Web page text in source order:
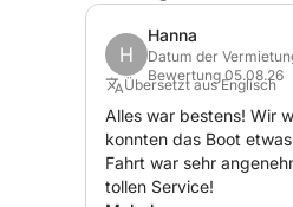
H
Hanna
Datum der
Bewertung 05.08.26
Übersetzt aus Englisch
Alles war bestens! Wir
konnten das Boot
Fahrt war sehr
tollen Service!